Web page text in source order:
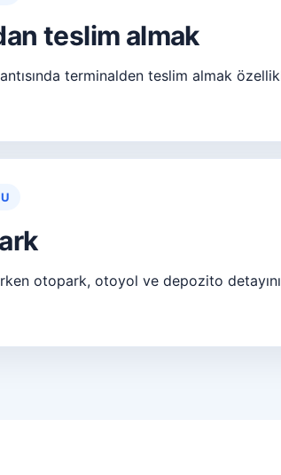
teslim almak
terminalden teslim almak
otopark, otoyol ve depozito